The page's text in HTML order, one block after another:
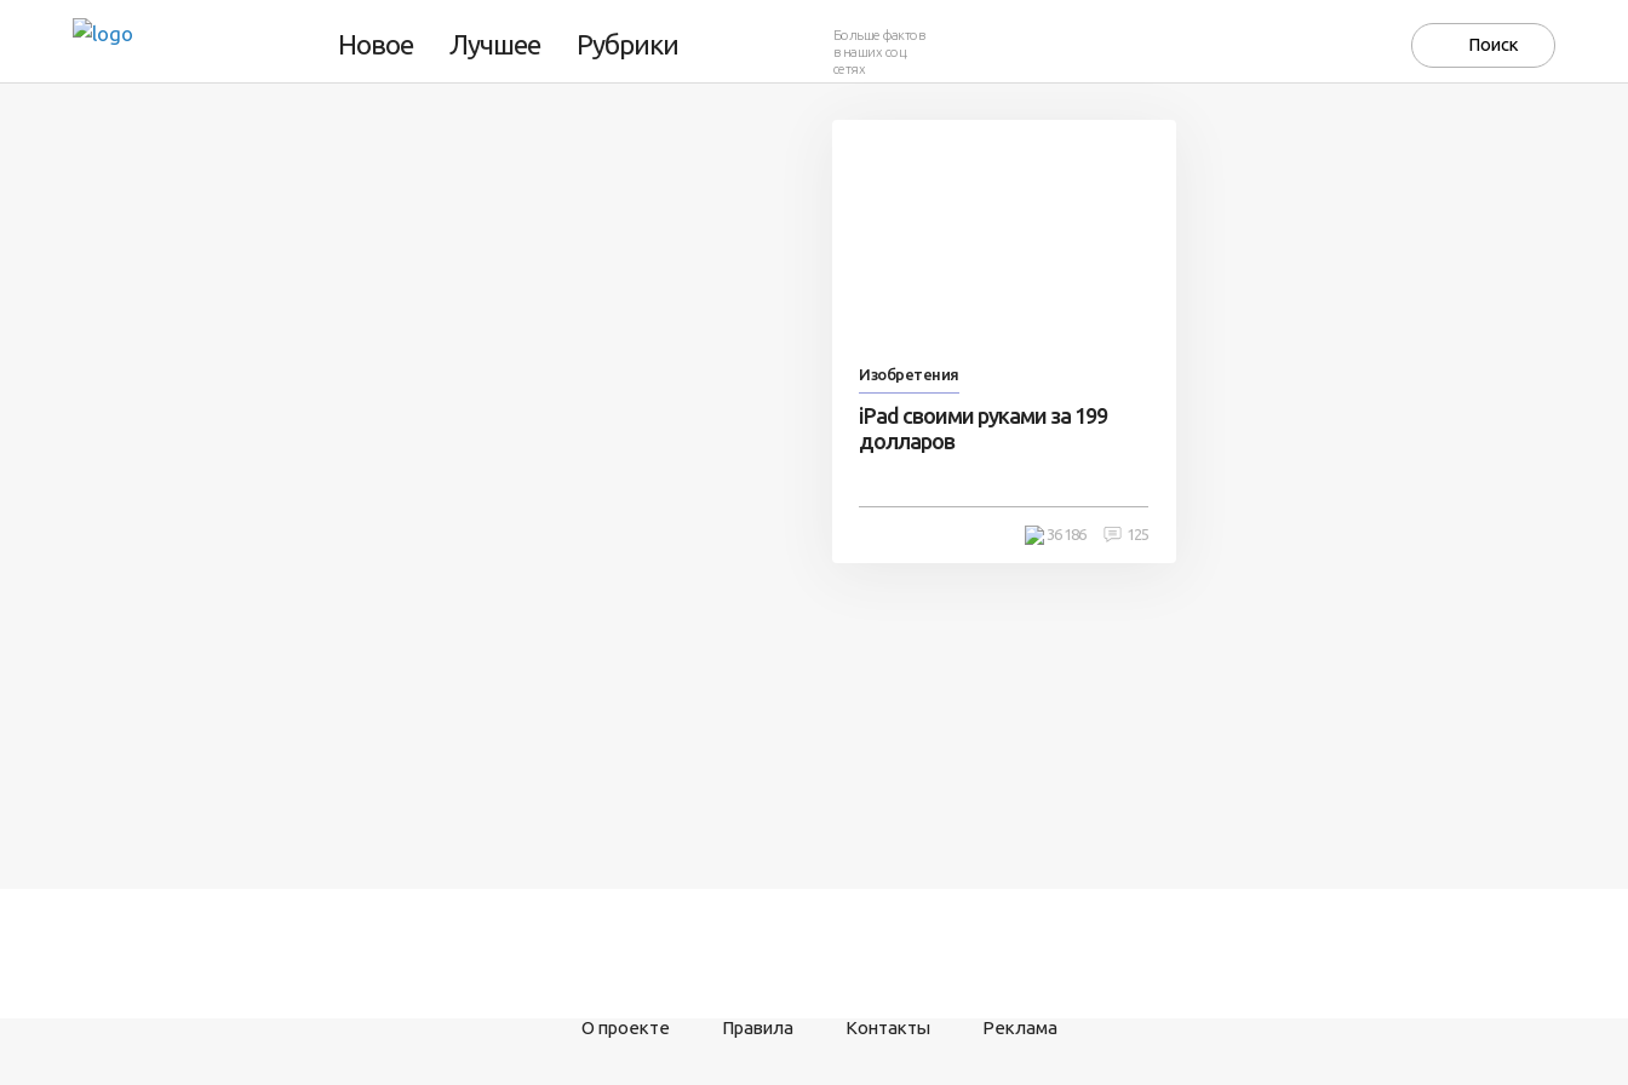
Новое Лучшее Рубрики
Больше фактов
в наших соц.
сетях
Изобретения
iPad своими руками за 199
долларов
125
36 186
О проекте Правила Контакты Реклама